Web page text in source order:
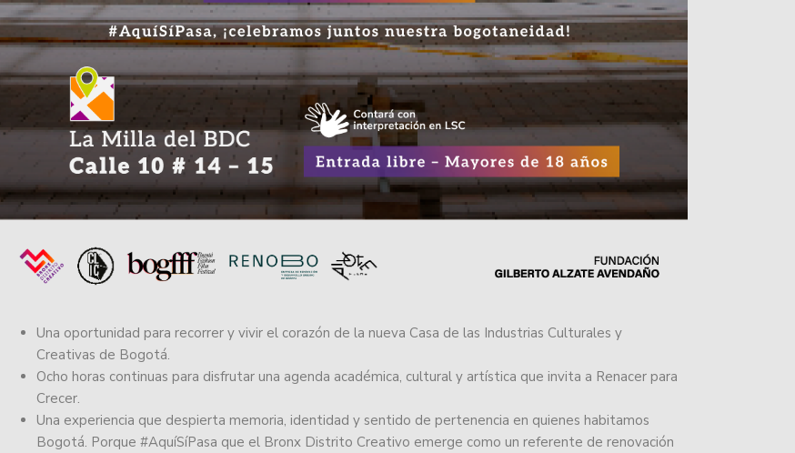
Una oportunidad para recorrer y vivir el corazón de la nueva Casa de las Industrias Culturales y
Creativas de Bogotá.
Ocho horas continuas para disfrutar una agenda académica, cultural y artística que invita a Renacer para
Crecer.
Una experiencia que despierta memoria, identidad y sentido de pertenencia en quienes habitamos
Bogotá. Porque #AquíSíPasa que el Bronx Distrito Creativo emerge como un referente de renovación